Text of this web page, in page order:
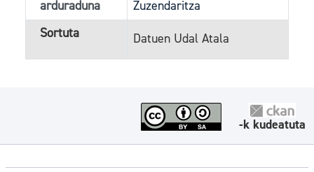
arduraduna
Zuzendaritza
Sortuta
Datuen Udal Atala
-k kudeatuta